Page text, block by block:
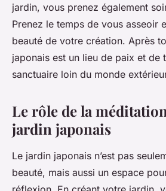
jardin, vous prenez également
Prenez le temps de vous asseoir
beauté de votre création. Après
japonais est un lieu de paix et de
sanctuaire loin du monde
Le rôle de la
jardin japonais
Le jardin japonais n’est pas
beauté, mais aussi un espace